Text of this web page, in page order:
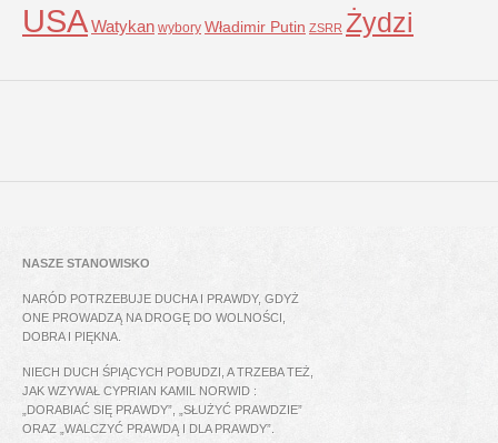
USAWatykan wybory Władimir Putin ZSRR Żydzi
NASZE STANOWISKO
NARÓD POTRZEBUJE DUCHA I PRAWDY, GDYŻ
ONE PROWADZĄ NA DROGĘ DO WOLNOŚCI,
DOBRA I PIĘKNA.
NIECH DUCH ŚPIĄCYCH POBUDZI, A TRZEBA TEŻ,
JAK WZYWAŁ CYPRIAN KAMIL NORWID :
„DORABIAĆ SIĘ PRAWDY”, „SŁUŻYĆ PRAWDZIE”
ORAZ „WALCZYĆ PRAWDĄ I DLA PRAWDY”.